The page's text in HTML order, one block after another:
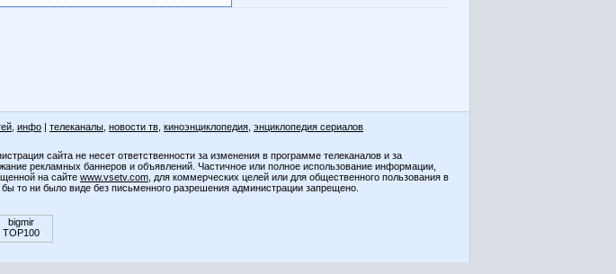
инфо | телеканалы новости тв киноэнциклопедия энциклопедия сериалов
сайта не несет ответственности за изменения в программе телеканалов и за
рекламных баннеров и объявлений. Частичное или полное использование информации,
на сайте www.vsetv.com , для коммерческих целей или для общественного пользования в
бы то ни было виде без письменного разрешения администрации запрещено.